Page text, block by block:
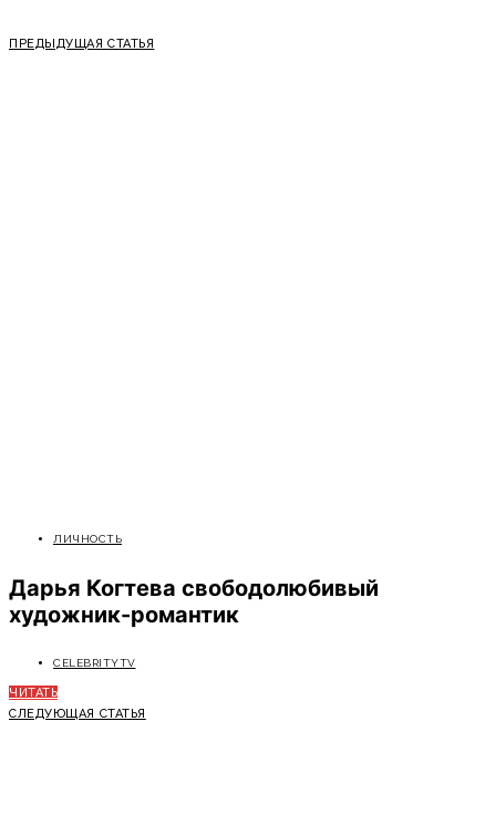
ПРЕДЫДУЩАЯ СТАТЬЯ
ЛИЧНОСТЬ
Дарья Когтева свободолюбивый
художник-романтик
CELEBRITYTV
ЧИТАТЬ
СЛЕДУЮЩАЯ СТАТЬЯ